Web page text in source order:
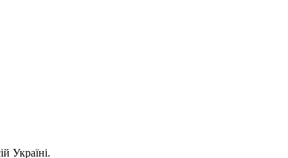
Україні.